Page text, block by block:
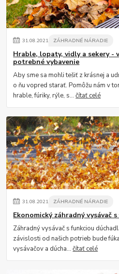
31.08.2021 ZÁHRADNÉ NÁRADIE
Hrable, lopaty, vidly a sekery -
potrebné vybavenie
Aby sme sa mohli tešiť z krásnej a
o ňu vopred starať. Pomôžu nám v
hrable, fúriky, rýle, s...čítať celé
31.08.2021 ZÁHRADNÉ NÁRADIE
Ekonomický záhradný vysávač
Záhradný vysávač s funkciou
závislosti od našich potrieb bude
vysávačov a dúcha...čítať celé